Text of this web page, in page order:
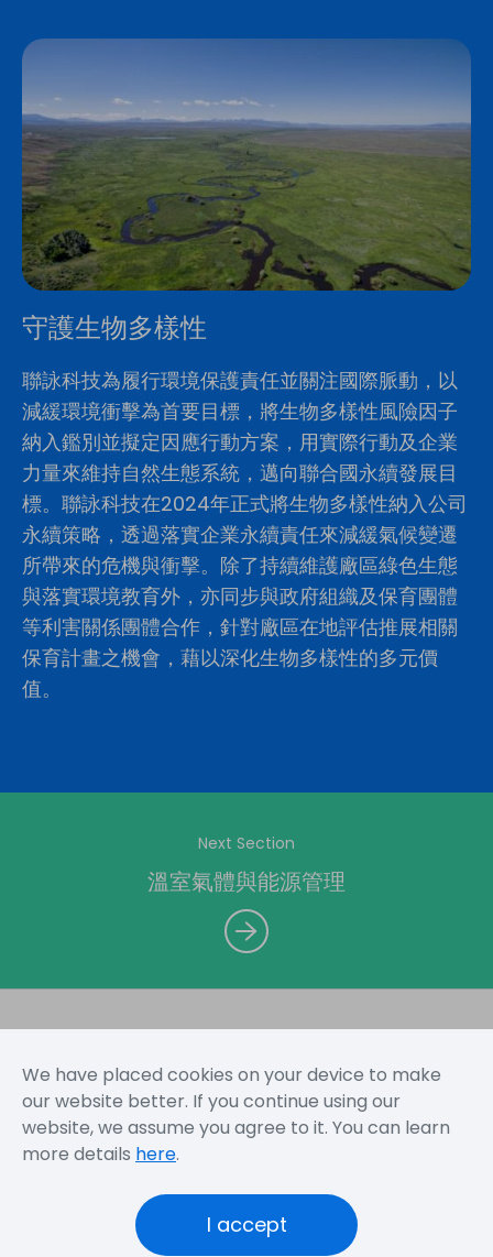
守護生物多樣性
聯詠科技為履行環境保護責任並關注國際脈動，以
減緩環境衝擊為首要目標，將生物多樣性風險因子
納入鑑別並擬定因應行動方案，用實際行動及企業
力量來維持自然生態系統，邁向聯合國永續發展目
標。聯詠科技在2024年正式將生物多樣性納入公司
永續策略，透過落實企業永續責任來減緩氣候變遷
所帶來的危機與衝擊。除了持續維護廠區綠色生態
與落實環境教育外，亦同步與政府組織及保育團體
等利害關係團體合作，針對廠區在地評估推展相關
保育計畫之機會，藉以深化生物多樣性的多元價
值。
Next Section
溫室氣體與能源管理
網站地圖 使用規定 隱私權聲明
Copyright © 2026 Novatek Microelectronics Corp. All
Novatek
We have placed cookies on your device to make
our website better. If you continue using our
website, we assume you agree to it. You can learn
more details here.
I accept